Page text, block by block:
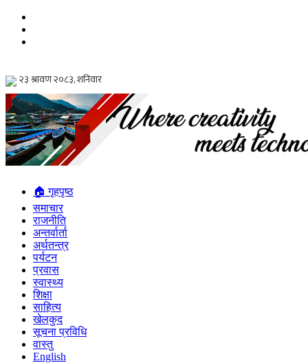
🏠 गृहपृष्ठ
समाचार
राजनीति
अन्तर्वार्ता
अर्थतन्त्र
पर्यटन
प्रवास
स्वास्थ्य
शिक्षा
साहित्य
खेलकुद
सूचना प्रविधि
वास्तु
English